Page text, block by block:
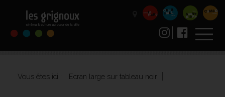
Vous êtes ici : Ecran large sur tableau noir